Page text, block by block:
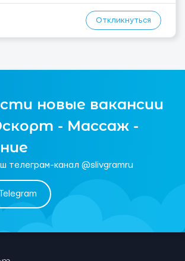
Откликнуться
новые вакансии
- Массаж -
телеграм-канал @slivgramru